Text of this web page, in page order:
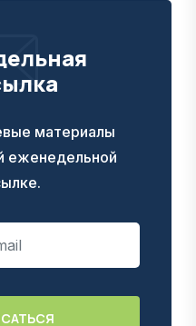
материалы
еженедельной